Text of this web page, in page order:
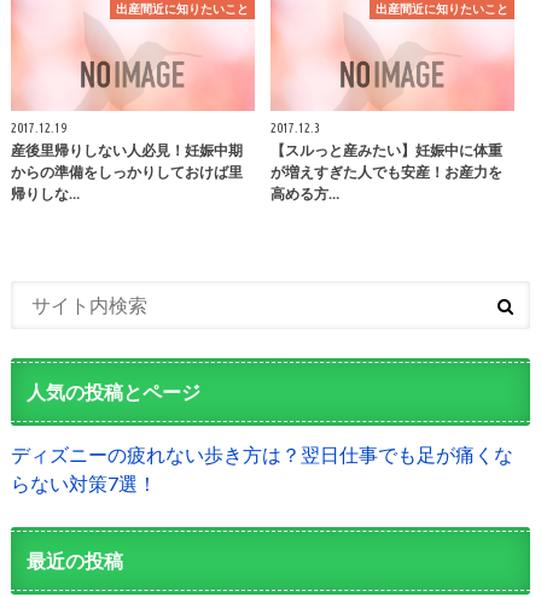
出産間近に知りたいこと
2017.12.19
産後里帰りしない人必見！妊娠中期
からの準備をしっかりしておけば里
帰りしな…
出産間近に知りたいこと
2017.12.3
【スルっと産みたい】妊娠中に体重
が増えすぎた人でも安産！お産力を
高める方…
人気の投稿とページ
ディズニーの疲れない歩き方は？翌日仕事でも足が痛くな
らない対策7選！
最近の投稿